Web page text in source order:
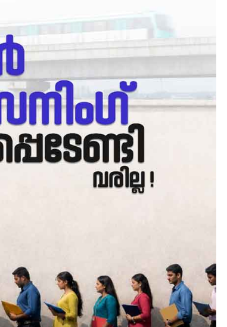
HEALTH LATEST
മെഡിക്കൽ ക്യാമ്പ്
August 5, 2026